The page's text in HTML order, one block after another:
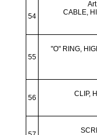
54
CABLE,
55
"O" RING,
56
CLIP,